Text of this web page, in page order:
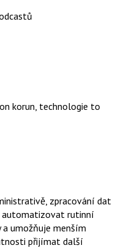
korun, technologie to
zpracování dat
automatizovat rutinní
umožňuje menším
přijímat další